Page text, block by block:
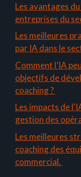
Les avantages
entreprises du
Les meilleures
par IA dans le
Comment l’IA
objectifs de
coaching ?
Les impacts de
gestion des
Les meilleures
coaching des
commercial.